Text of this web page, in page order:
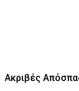
Ακριβές